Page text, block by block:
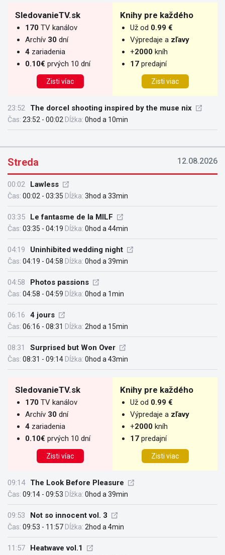
SledovanieTV.sk
170 TV kanálov
Archív 30 dní
4 zariadenia
0.10€ prvých 10 dní
Zisti víac
Knihy pre každého
Už od 0.99 €
Výpredaje a zľavy
+2000 kníh
17 predajní
Zisti viac
23:52 The dorcel shooting inspired by the muse nix
Čas: 23:52 - 00:02 Dĺžka: 0hod a 10min
Streda 12.08.2026
00:02 Lawless
Čas: 00:02 - 03:35 Dĺžka: 3hod a 33min
03:35 Le fantasme de la MILF
Čas: 03:35 - 04:19 Dĺžka: 0hod a 44min
04:19 Uninhibited wedding night
Čas: 04:19 - 04:58 Dĺžka: 0hod a 39min
04:58 Photos passions
Čas: 04:58 - 04:59 Dĺžka: 0hod a 1min
06:16 4 jours
Čas: 06:16 - 08:31 Dĺžka: 2hod a 15min
08:31 Surprised but Won Over
Čas: 08:31 - 09:14 Dĺžka: 0hod a 43min
SledovanieTV.sk
170 TV kanálov
Archív 30 dní
4 zariadenia
0.10€ prvých 10 dní
Zisti víac
Knihy pre každého
Už od 0.99 €
Výpredaje a zľavy
+2000 kníh
17 predajní
Zisti viac
09:14 The Look Before Pleasure
Čas: 09:14 - 09:53 Dĺžka: 0hod a 39min
09:53 Not so innocent vol. 3
Čas: 09:53 - 11:57 Dĺžka: 2hod a 4min
11:57 Heatwave vol.1